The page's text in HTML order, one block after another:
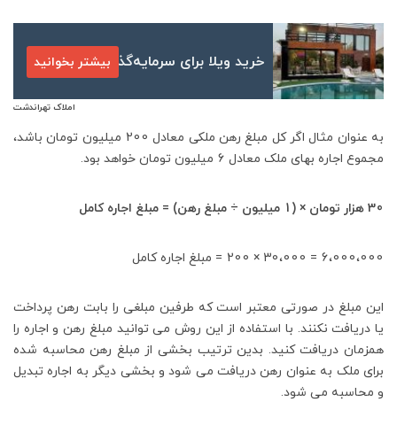
خرید ویلا برای سرمایه‌گذاریبیشتر بخوانید
املاک تهراندشت
به عنوان مثال اگر کل مبلغ رهن ملکی معادل 200 میلیون تومان باشد،
مجموع اجاره بهای ملک معادل 6 میلیون تومان خواهد بود.
30 هزار تومان × (1 میلیون ÷ مبلغ رهن) = مبلغ اجاره کامل
6،000،000 = 30،000 × 200 = مبلغ اجاره کامل
این مبلغ در صورتی معتبر است که طرفین مبلغی را بابت رهن پرداخت
یا دریافت نکنند. با استفاده از این روش می توانید مبلغ رهن و اجاره را
همزمان دریافت کنید. بدین ترتیب بخشی از مبلغ رهن محاسبه شده
برای ملک به عنوان رهن دریافت می شود و بخشی دیگر به اجاره تبدیل
و محاسبه می شود.